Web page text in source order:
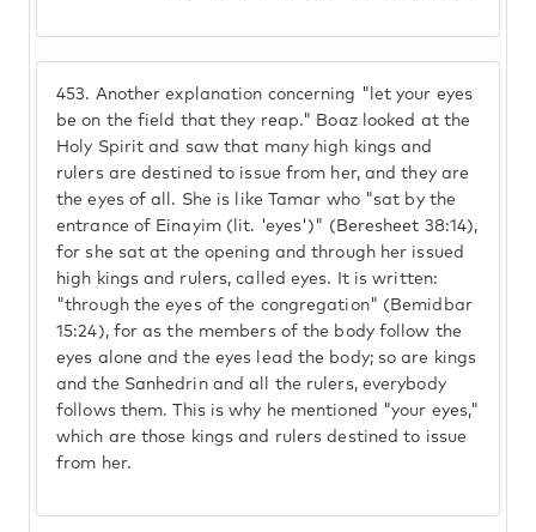
453. Another explanation concerning "let your eyes
be on the field that they reap." Boaz looked at the
Holy Spirit and saw that many high kings and
rulers are destined to issue from her, and they are
the eyes of all. She is like Tamar who "sat by the
entrance of Einayim (lit. 'eyes')" (Beresheet 38:14),
for she sat at the opening and through her issued
high kings and rulers, called eyes. It is written:
"through the eyes of the congregation" (Bemidbar
15:24), for as the members of the body follow the
eyes alone and the eyes lead the body; so are kings
and the Sanhedrin and all the rulers, everybody
follows them. This is why he mentioned "your eyes,"
which are those kings and rulers destined to issue
from her.